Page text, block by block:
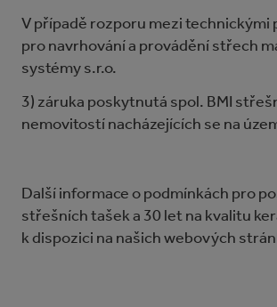
V případě rozporu mezi technickými
pro navrhování a provádění střech
systémy s.r.o.
3) záruka poskytnutá spol. BMI
nemovitostí nacházejících se na
Další informace o podmínkách pro
střešních tašek a 30 let na kvalitu
k dispozici na našich webových